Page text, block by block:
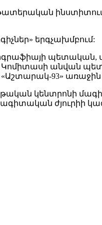
երգչախմբում:
Կոմիտասի անվան
93»
կենտրոնի
ժյուրիի